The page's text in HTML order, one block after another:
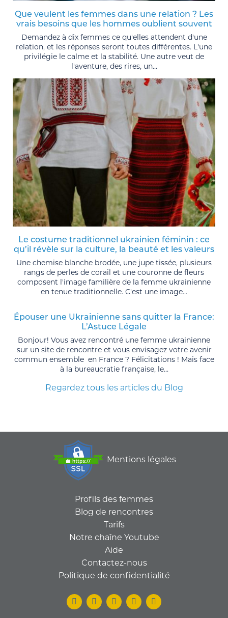
Que veulent les femmes dans une relation ? Les
vrais besoins que les hommes oublient souvent
Demandez à dix femmes ce qu'elles attendent d'une
relation, et les réponses seront toutes différentes. L'une
privilégie le calme et la stabilité. Une autre veut de
l'aventure, des rires, un...
Le costume traditionnel ukrainien féminin : ce
qu’il révèle sur la culture, la beauté et les valeurs
Une chemise blanche brodée, une jupe tissée, plusieurs
rangs de perles de corail et une couronne de fleurs
composent l'image familière de la femme ukrainienne
en tenue traditionnelle. C'est une image...
Épouser une Ukrainienne sans quitter la France:
L’Astuce Légale
Bonjour! Vous avez rencontré une femme ukrainienne
sur un site de rencontre et vous envisagez votre avenir
commun ensemble en France ? Félicitations ! Mais face
à la bureaucratie française, le...
Regardez tous les articles du Blog
Mentions légales
Profils des femmes
Blog de rencontres
Tarifs
Notre chaîne Youtube
Aide
Contactez-nous
Politique de confidentialité